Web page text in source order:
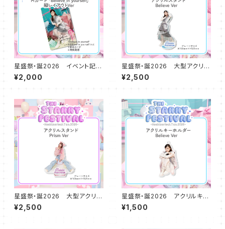
星盛祭・誕2026 イベント記念
楽曲 「Believe in yourself」
Mカード（縦）
¥2,000
星盛祭・誕2026 大型アクリル
スタンドプレート Believe ve
r
¥2,500
星盛祭・誕2026 大型アクリル
スタンドプレート Prism Ver
¥2,500
星盛祭・誕2026 アクリルキー
ホルダー Believe ver
¥1,500